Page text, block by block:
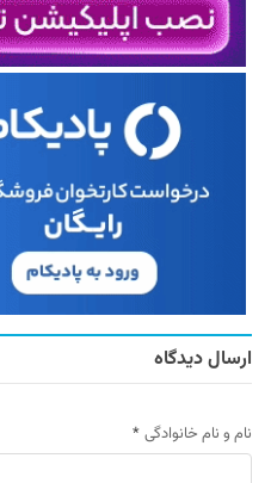
ارسال دیدگاه
نام و نام خانوادگی *